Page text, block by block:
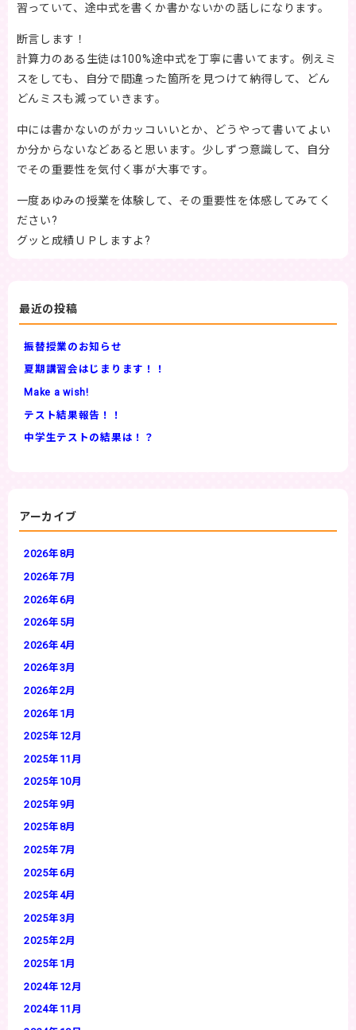
習っていて、途中式を書くか書かないかの話しになります。
断言します！
計算力のある生徒は100%途中式を丁寧に書いてます。例えミ
スをしても、自分で間違った箇所を見つけて納得して、どん
どんミスも減っていきます。
中には書かないのがカッコいいとか、どうやって書いてよい
か分からないなどあると思います。少しずつ意識して、自分
でその重要性を気付く事が大事です。
一度あゆみの授業を体験して、その重要性を体感してみてく
ださい?
グッと成績ＵＰしますよ?
最近の投稿
振替授業のお知らせ
夏期講習会はじまります！！
Make a wish!
テスト結果報告！！
中学生テストの結果は！？
アーカイブ
2026年8月
2026年7月
2026年6月
2026年5月
2026年4月
2026年3月
2026年2月
2026年1月
2025年12月
2025年11月
2025年10月
2025年9月
2025年8月
2025年7月
2025年6月
2025年4月
2025年3月
2025年2月
2025年1月
2024年12月
2024年11月